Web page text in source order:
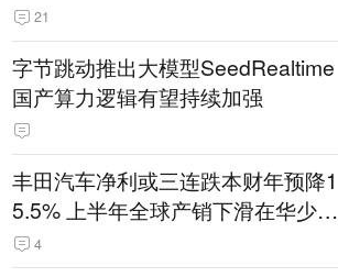
21
字节跳动推出大模型SeedRealtime
国产算力逻辑有望持续加强
丰田汽车净利或三连跌本财年预降1
5.5% 上半年全球产销下滑在华少卖
14.3万辆
4